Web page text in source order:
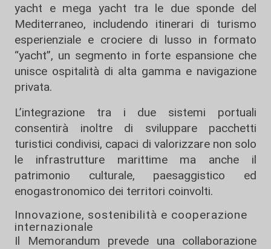
yacht e mega yacht tra le due sponde del
Mediterraneo, includendo itinerari di turismo
esperienziale e crociere di lusso in formato
“yacht”, un segmento in forte espansione che
unisce ospitalità di alta gamma e navigazione
privata.
L’integrazione tra i due sistemi portuali
consentirà inoltre di sviluppare pacchetti
turistici condivisi, capaci di valorizzare non solo
le infrastrutture marittime ma anche il
patrimonio culturale, paesaggistico ed
enogastronomico dei territori coinvolti.
Innovazione, sostenibilità e cooperazione
internazionale
Il Memorandum prevede una collaborazione